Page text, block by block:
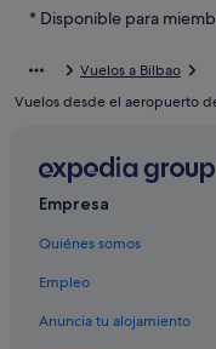
Hoteles de 3 estrellas
Hoteles para familias en
Casas rurales en Derio
Casas de campo en Derio
* Disponible para
Vuelos a Bilbao
Vuelos desde el aeropuerto
Empresa
Quiénes somos
Empleo
Anuncia tu alojamiento